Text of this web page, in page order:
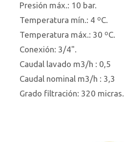
Presión máx.: 10 bar.
Temperatura mín.: 4 ºC.
Temperatura máx.: 30 ºC.
Conexión: 3/4".
Caudal lavado m3/h : 0,5
Caudal nominal m3/h : 3,3
Grado filtración: 320 micras.